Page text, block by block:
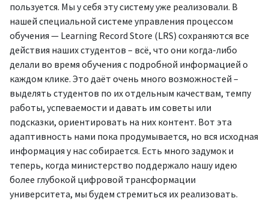
пользуется. Мы у себя эту систему уже реализовали. В
нашей специальной системе управления процессом
обучения — Learning Record Store (LRS) сохраняются все
действия наших студентов – всё, что они когда-либо
делали во время обучения с подробной информацией о
каждом клике. Это даёт очень много возможностей –
выделять студентов по их отдельным качествам, темпу
работы, успеваемости и давать им советы или
подсказки, ориентировать на них контент. Вот эта
адаптивность нами пока продумывается, но вся исходная
информация у нас собирается. Есть много задумок и
теперь, когда министерство поддержало нашу идею
более глубокой цифровой трансформации
университета, мы будем стремиться их реализовать.